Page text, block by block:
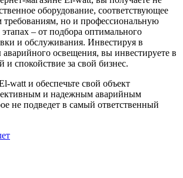
оборудование, соответствующее
но и профессиональную
– от подбора оптимального
и обслуживания. Инвестируя в
освещения, вы инвестируете в
и спокойствие за свой бизнес.
watt и обеспечьте свой объект
и надежным аварийным
не подведет в самый ответственный